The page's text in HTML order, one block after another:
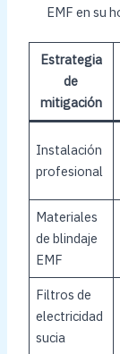
EMF en su
Estrategia
de
mitigación
Instalación
profesional
Materiales
de blindaje
EMF
Filtros de
electricidad
sucia